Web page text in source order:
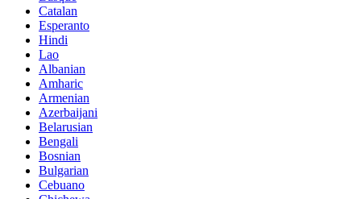
Catalan
Esperanto
Hindi
Lao
Albanian
Amharic
Armenian
Azerbaijani
Belarusian
Bengali
Bosnian
Bulgarian
Cebuano